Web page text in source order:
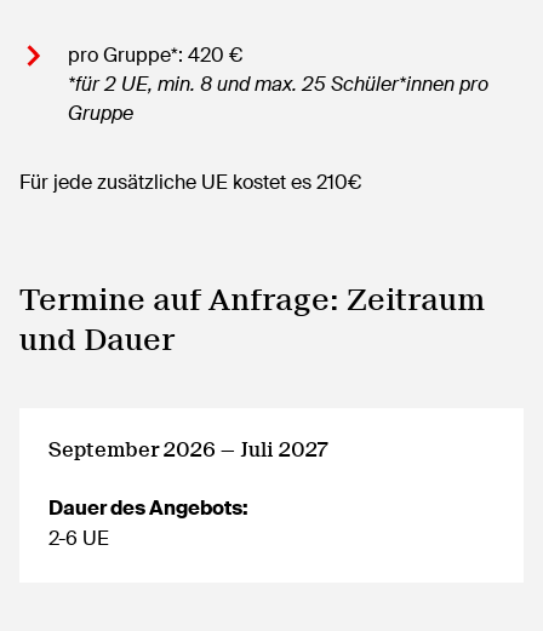
pro Gruppe*: 420 €
*für 2 UE, min. 8 und max. 25 Schüler*innen pro
Gruppe
Für jede zusätzliche UE kostet es 210€
Termine auf Anfrage: Zeitraum
und Dauer
September 2026 — Juli 2027
Dauer des Angebots:
2-6 UE